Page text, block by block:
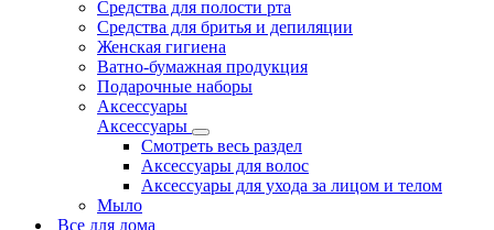
Средства для полости рта
Средства для бритья и депиляции
Женская гигиена
Ватно-бумажная продукция
Подарочные наборы
Аксессуары
Аксессуары
Смотреть весь раздел
Аксессуары для волос
Аксессуары для ухода за лицом и телом
Мыло
Все для дома